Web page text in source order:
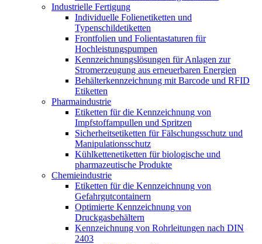
Industrielle Fertigung
Individuelle Folienetiketten und
Typenschildetiketten
Frontfolien und Folientastaturen für
Hochleistungspumpen
Kennzeichnungslösungen für Anlagen zur
Stromerzeugung aus erneuerbaren Energien
Behälterkennzeichnung mit Barcode und RFID
Etiketten
Pharmaindustrie
Etiketten für die Kennzeichnung von
Impfstoffampullen und Spritzen
Sicherheitsetiketten für Fälschungsschutz und
Manipulationsschutz
Kühlkettenetiketten für biologische und
pharmazeutische Produkte
Chemieindustrie
Etiketten für die Kennzeichnung von
Gefahrgutcontainern
Optimierte Kennzeichnung von
Druckgasbehältern
Kennzeichnung von Rohrleitungen nach DIN
2403